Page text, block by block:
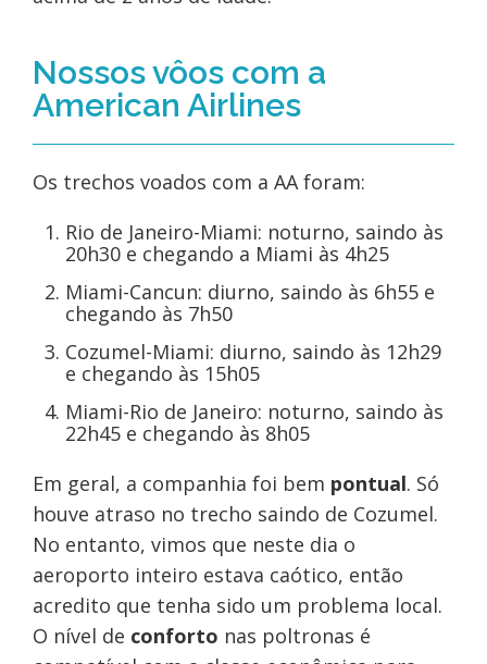
Nossos vôos com a
American Airlines
Os trechos voados com a AA foram:
Rio de Janeiro-Miami: noturno, saindo às
20h30 e chegando a Miami às 4h25
Miami-Cancun: diurno, saindo às 6h55 e
chegando às 7h50
Cozumel-Miami: diurno, saindo às 12h29
e chegando às 15h05
Miami-Rio de Janeiro: noturno, saindo às
22h45 e chegando às 8h05
Em geral, a companhia foi bem pontual. Só
houve atraso no trecho saindo de Cozumel.
No entanto, vimos que neste dia o
aeroporto inteiro estava caótico, então
acredito que tenha sido um problema local.
O nível de conforto nas poltronas é